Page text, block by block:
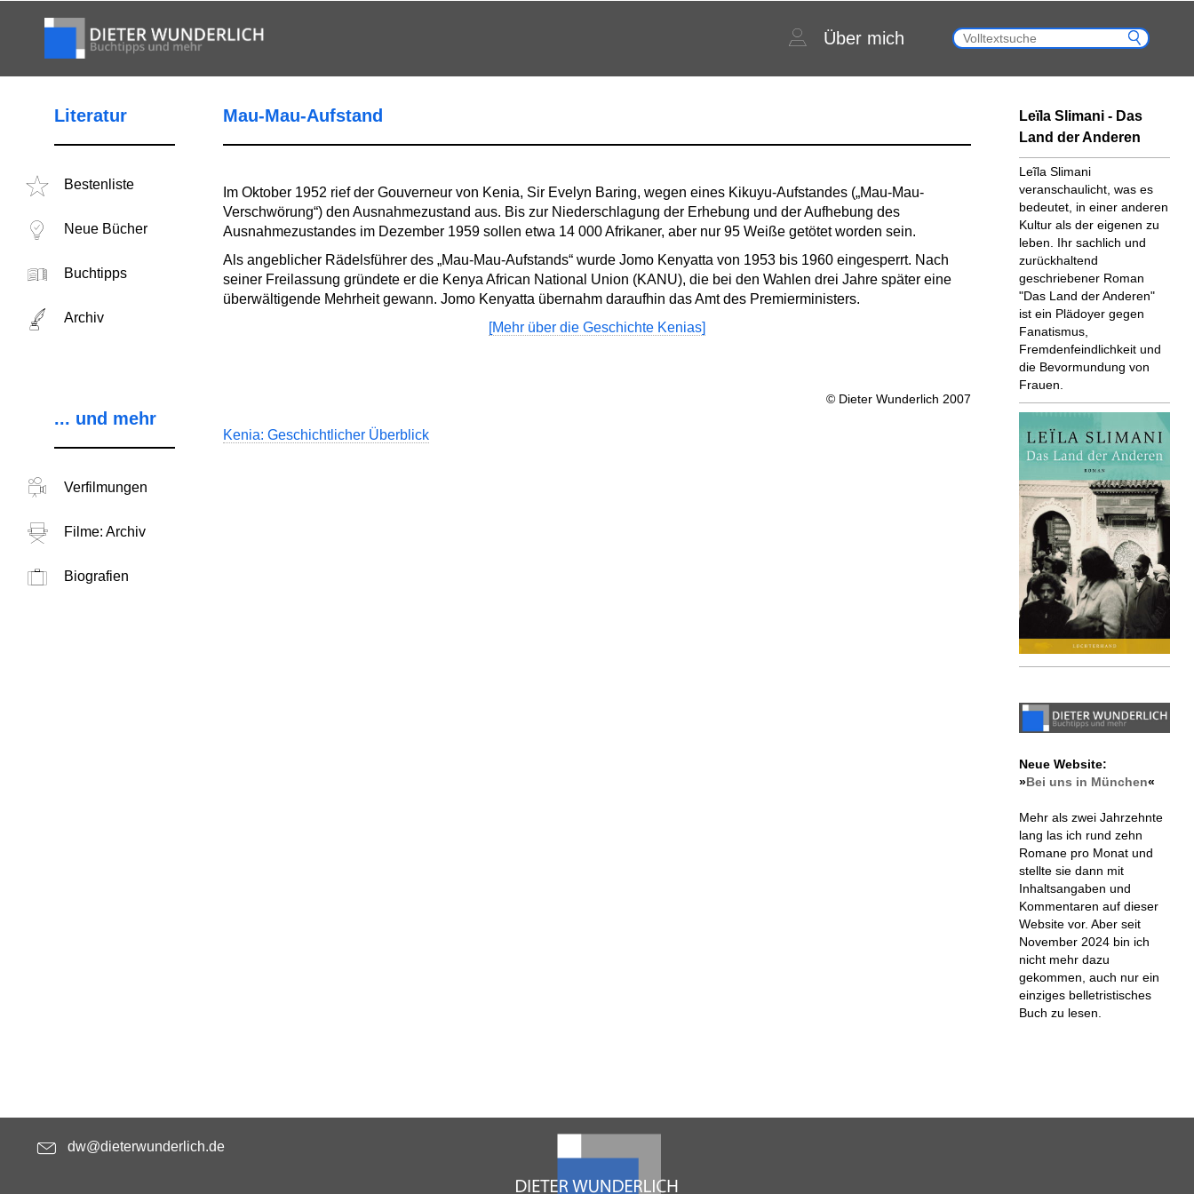
Über mich
Literatur
Bestenliste
Neue Bücher
Buchtipps
Archiv
... und mehr
Verfilmungen
Filme: Archiv
Biografien
Mau-Mau-Aufstand
Im Oktober 1952 rief der Gouverneur von Kenia, Sir Evelyn Baring, wegen eines Kikuyu-Aufstandes („Mau-Mau-
Verschwörung“) den Ausnahmezustand aus. Bis zur Niederschlagung der Erhebung und der Aufhebung des
Ausnahmezustandes im Dezember 1959 sollen etwa 14 000 Afrikaner, aber nur 95 Weiße getötet worden sein.
Als angeblicher Rädelsführer des „Mau-Mau-Aufstands“ wurde Jomo Kenyatta von 1953 bis 1960 eingesperrt. Nach
seiner Freilassung gründete er die Kenya African National Union (KANU), die bei den Wahlen drei Jahre später eine
überwältigende Mehrheit gewann. Jomo Kenyatta übernahm daraufhin das Amt des Premierministers.
[Mehr über die Geschichte Kenias]
© Dieter Wunderlich 2007
Kenia: Geschichtlicher Überblick
Leïla Slimani - Das
Land der Anderen
Leĩla Slimani
veranschaulicht, was es
bedeutet, in einer anderen
Kultur als der eigenen zu
leben. Ihr sachlich und
zurückhaltend
geschriebener Roman
"Das Land der Anderen"
ist ein Plädoyer gegen
Fanatismus,
Fremdenfeindlichkeit und
die Bevormundung von
Frauen.
Neue Website:
»Bei uns in München«
Mehr als zwei Jahrzehnte
lang las ich rund zehn
Romane pro Monat und
stellte sie dann mit
Inhaltsangaben und
Kommentaren auf dieser
Website vor. Aber seit
November 2024 bin ich
nicht mehr dazu
gekommen, auch nur ein
einziges belletristisches
Buch zu lesen.
dw@dieterwunderlich.de